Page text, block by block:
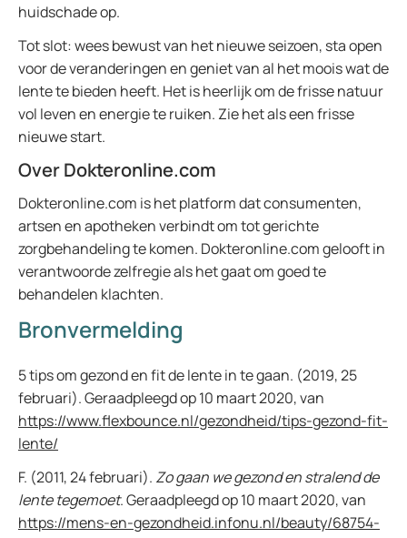
huidschade op.
Tot slot: wees bewust van het nieuwe seizoen, sta open
voor de veranderingen en geniet van al het moois wat de
lente te bieden heeft. Het is heerlijk om de frisse natuur
vol leven en energie te ruiken. Zie het als een frisse
nieuwe start.
Over Dokteronline.com
Dokteronline.com is het platform dat consumenten,
artsen en apotheken verbindt om tot gerichte
zorgbehandeling te komen. Dokteronline.com gelooft in
verantwoorde zelfregie als het gaat om goed te
behandelen klachten.
Bronvermelding
5 tips om gezond en fit de lente in te gaan. (2019, 25
februari). Geraadpleegd op 10 maart 2020, van
https://www.flexbounce.nl/gezondheid/tips-gezond-fit-
lente/
F. (2011, 24 februari). Zo gaan we gezond en stralend de
lente tegemoet. Geraadpleegd op 10 maart 2020, van
https://mens-en-gezondheid.infonu.nl/beauty/68754-